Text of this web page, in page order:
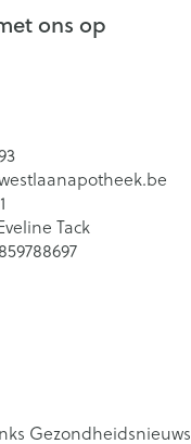
ons op
Tack
Gezondheidsnieuws